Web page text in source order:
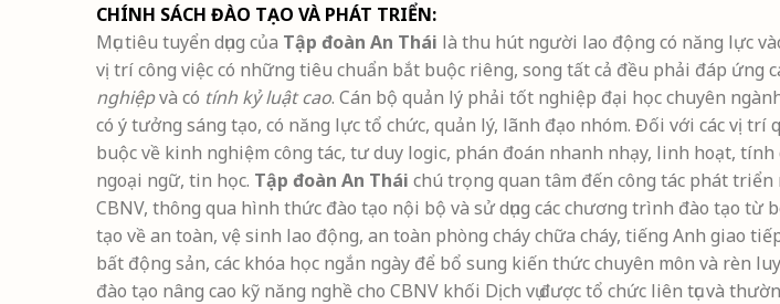
CHÍNH SÁCH ĐÀO TẠO VÀ PHÁT TRIỂN:
Mục tiêu tuyển dụng của Tập đoàn An Thái là thu hút người lao động có năng lực
vị trí công việc có những tiêu chuẩn bắt buộc riêng, song tất cả đều phải đáp ứng
nghiệpvà có tính kỷ luật cao. Cán bộ quản lý phải tốt nghiệp đại học chuyên
có ý tưởng sáng tạo, có năng lực tổ chức, quản lý, lãnh đạo nhóm. Đối với các vị trí
buộc về kinh nghiệm công tác, tư duy logic, phán đoán nhanh nhạy, linh hoạt,
ngoại ngữ, tin học. Tập đoàn An Thái chú trọng quan tâm đến công tác phát triển
CBNV, thông qua hình thức đào tạo nội bộ và sử dụng các chương trình đào tạo
tạo về an toàn, vệ sinh lao động, an toàn phòng cháy chữa cháy, tiếng Anh giao
bất động sản, các khóa học ngắn ngày để bổ sung kiến thức chuyên môn và rèn
đào tạo nâng cao kỹ năng nghề cho CBNV khối Dịch vụ được tổ chức liên tục và